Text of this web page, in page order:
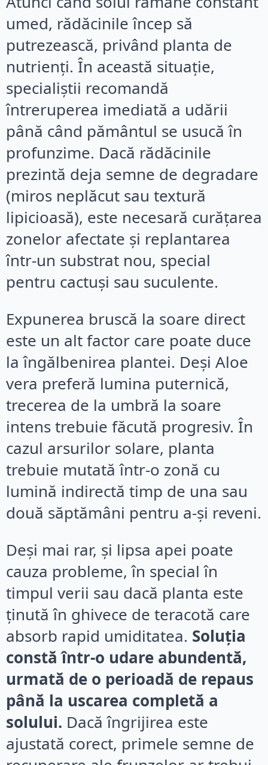
umed, rădăcinile încep să
putrezească, privând planta de
nutrienți. În această situație,
specialiștii recomandă
întreruperea imediată a udării
până când pământul se usucă în
profunzime. Dacă rădăcinile
prezintă deja semne de degradare
(miros neplăcut sau textură
lipicioasă), este necesară curățarea
zonelor afectate și replantarea
într-un substrat nou, special
pentru cactuși sau suculente.
Expunerea bruscă la soare direct
este un alt factor care poate duce
la îngălbenirea plantei. Deși Aloe
vera preferă lumina puternică,
trecerea de la umbră la soare
intens trebuie făcută progresiv. În
cazul arsurilor solare, planta
trebuie mutată într-o zonă cu
lumină indirectă timp de una sau
două săptămâni pentru a-și reveni.
Deși mai rar, și lipsa apei poate
cauza probleme, în special în
timpul verii sau dacă planta este
ținută în ghivece de teracotă care
absorb rapid umiditatea. Soluția
constă într-o udare abundentă,
urmată de o perioadă de repaus
până la uscarea completă a
solului. Dacă îngrijirea este
ajustată corect, primele semne de